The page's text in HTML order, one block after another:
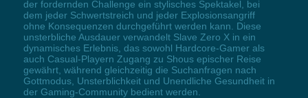
der fordernden Challenge ein stylisches Spektakel, bei
dem jeder Schwertstreich und jeder Explosionsangriff
ohne Konsequenzen durchgeführt werden kann. Diese
unsterbliche Ausdauer verwandelt Slave Zero X in ein
dynamisches Erlebnis, das sowohl Hardcore-Gamer als
auch Casual-Playern Zugang zu Shous epischer Reise
gewährt, während gleichzeitig die Suchanfragen nach
Gottmodus, Unsterblichkeit und Unendliche Gesundheit in
der Gaming-Community bedient werden.